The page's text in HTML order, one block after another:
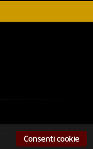
Consenti cookie